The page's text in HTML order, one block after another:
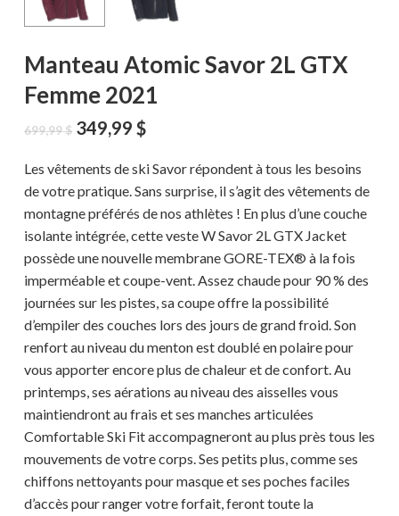
Manteau Atomic Savor 2L GTX
Femme 2021
699,99$ Le
initial
était :
699,99 $.
349,99 $Le
actuel
est :
349,99 $.
Les vêtements de ski Savor répondent à tous les besoins
de votre pratique. Sans surprise, il s’agit des vêtements de
montagne préférés de nos athlètes ! En plus d’une couche
isolante intégrée, cette veste W Savor 2L GTX Jacket
possède une nouvelle membrane GORE-TEX® à la fois
imperméable et coupe-vent. Assez chaude pour 90 % des
journées sur les pistes, sa coupe offre la possibilité
d’empiler des couches lors des jours de grand froid. Son
renfort au niveau du menton est doublé en polaire pour
vous apporter encore plus de chaleur et de confort. Au
printemps, ses aérations au niveau des aisselles vous
maintiendront au frais et ses manches articulées
Comfortable Ski Fit accompagneront au plus près tous les
mouvements de votre corps. Ses petits plus, comme ses
chiffons nettoyants pour masque et ses poches faciles
d’accès pour ranger votre forfait, feront toute la